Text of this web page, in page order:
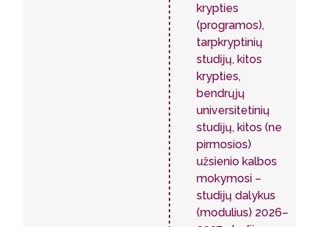
krypties
(programos),
tarpkryptinių
studijų, kitos
krypties,
bendrųjų
universitetinių
studijų, kitos (ne
pirmosios)
užsienio kalbos
mokymosi –
studijų dalykus
(modulius) 2026–